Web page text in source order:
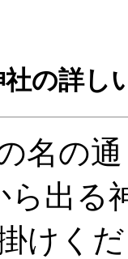
の詳し
名の
ら出る
けく